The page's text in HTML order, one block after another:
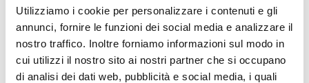
Utilizziamo i cookie per personalizzare i contenuti e gli
annunci, fornire le funzioni dei social media e analizzare il
nostro traffico. Inoltre forniamo informazioni sul modo in
cui utilizzi il nostro sito ai nostri partner che si occupano
di analisi dei dati web, pubblicità e social media, i quali
Monitoraggio delle risorse assorbite da
processi e attività;
Formazione ed aggiornamento
continuo del personale;